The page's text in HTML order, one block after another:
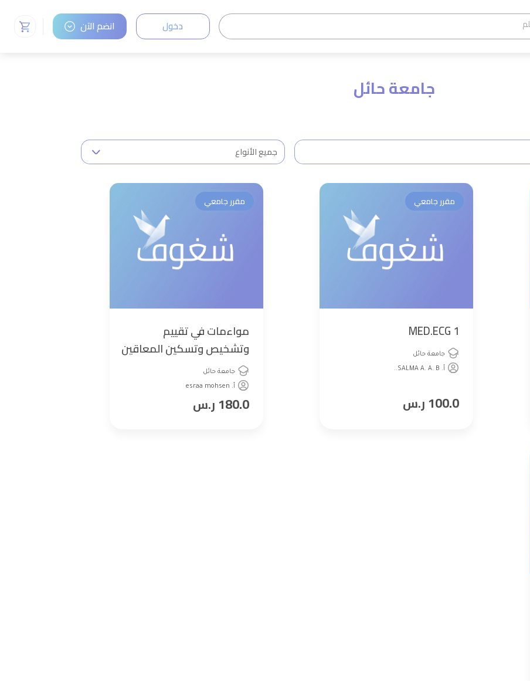
دخول انضم الآن
جامعة حائل
مقرر جامعي
MED.ECG 1
جامعة حائل
أ. SALMA A. A. B..
100.0ر.س
مقرر جامعي
مواءمات في تقييم
وتشخيص وتسكين المعاقين
في فصول الدمج
جامعة حائل
أ. esraa mohsen
180.0ر.س